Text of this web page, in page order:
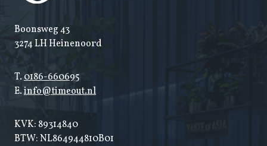
Boonsweg 43
3274 LH Heinenoord
T.0186-660695
E.info@timeout.nl
KVK: 89314840
BTW: NL864944810B01